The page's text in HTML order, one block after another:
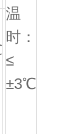
温
时：
≤
±3℃